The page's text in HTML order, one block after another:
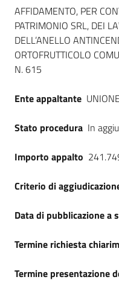
Dati del bando
AFFIDAMENTO, PER
PATRIMONIO SRL, DEI
DELL’ANELLO
ORTOFRUTTICOLO
N. 615
Ente appaltante
Stato procedura In
Importo appalto
Criterio di
Data di pubblicazione a
Termine richiesta
Termine presentazione